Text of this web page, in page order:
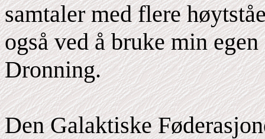
samtaler med flere
også ved å bruke min
Dronning.
Den Galaktiske